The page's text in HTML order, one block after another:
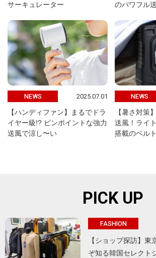
サーキュレーター のパワフル
NEWS 2025.07.01
【ハンディファン】まるでドラ
イヤー級!? ピンポイントな強力
送風で涼し〜い
NEWS
【暑さ対策
送風！ライ
搭載のベル
PICK UP
FASHION
【ショップ探訪】東
ぞ知る韓国セレクト